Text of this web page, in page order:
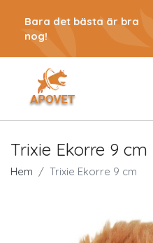
Bara det bästa är bra
nog!
Trixie Ekorre 9 cm
Hem Trixie Ekorre 9 cm